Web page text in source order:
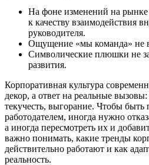
На фоне изменений на рынке
к качеству взаимодействия
руководителя.
Ощущение «мы команда» не
Символические плюшки не
развития.
Корпоративная культура
декор, а ответ на реальные
текучесть, выгорание. Чтобы быть
работодателем, иногда нужно
а иногда пересмотреть их и
важно понимать, какие тренды
действительно работают и как
реальность.